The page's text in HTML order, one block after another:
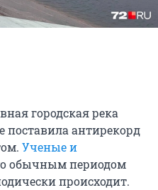
городская река
поставила антирекорд
Ученые и
обычным периодом
происходит.